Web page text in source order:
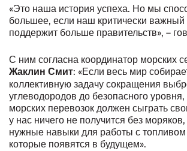
«Это наша история успеха. Но мы
большее, если наш критически важный
поддержит больше правительств», –
С ним согласна координатор морских
Жаклин Смит: «Если весь мир
коллективную задачу сокращения
углеводородов до безопасного уровня,
морских перевозок должен сыграть
у нас ничего не получится без
нужные навыки для работы с
которые появятся в будущем».